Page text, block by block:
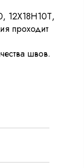
12Х18Н10Т,
проходит
швов.